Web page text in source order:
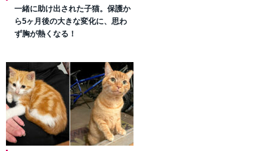
一緒に助け出された子猫。保護か
ら5ヶ月後の大きな変化に、思わ
ず胸が熱くなる！